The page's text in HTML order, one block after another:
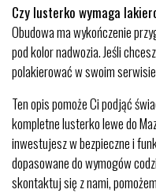
Czy lusterko wymaga
Obudowa ma wykończenie
pod kolor nadwozia. Jeśli
polakierować w swoim
Ten opis pomoże Ci podjąć
kompletne lusterko lewe do
inwestujesz w bezpieczne i
dopasowane do wymogów
skontaktuj się z nami,